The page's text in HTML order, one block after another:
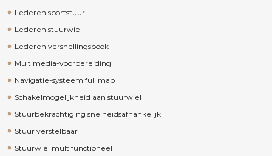
Lederen sportstuur
Lederen stuurwiel
Lederen versnellingspook
Multimedia-voorbereiding
Navigatie-systeem full map
Schakelmogelijkheid aan stuurwiel
Stuurbekrachtiging snelheidsafhankelijk
Stuur verstelbaar
Stuurwiel multifunctioneel